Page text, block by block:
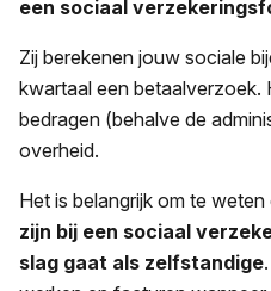
een sociaal
Zij berekenen jouw sociale
kwartaal een betaalverzoek.
bedragen (behalve de
overheid.
Het is belangrijk om te weten
zijn bij een sociaal
slag gaat als zelfstandige